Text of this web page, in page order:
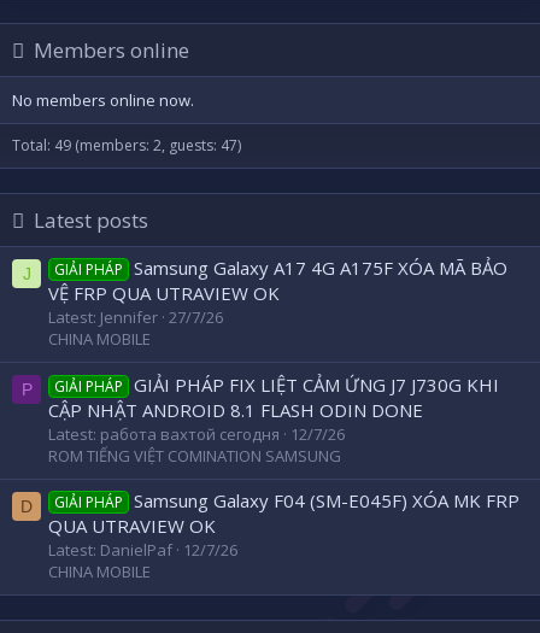
Members online
No members online now.
Total: 49 (members: 2, guests: 47)
Latest posts
J GIẢI PHÁP
Samsung Galaxy A17 4G A175F XÓA MÃ BẢO
VỆ FRP QUA UTRAVIEW OK
Latest: Jennifer 27/7/26
CHINA MOBILE
Р GIẢI PHÁP
GIẢI PHÁP FIX LIỆT CẢM ỨNG J7 J730G KHI
CẬP NHẬT ANDROID 8.1 FLASH ODIN DONE
Latest: работа вахтой сегодня
12/7/26
ROM TIẾNG VIỆT COMINATION SAMSUNG
D GIẢI PHÁP
Samsung Galaxy F04 (SM-E045F) XÓA MK FRP
QUA UTRAVIEW OK
Latest: DanielPaf
12/7/26
CHINA MOBILE